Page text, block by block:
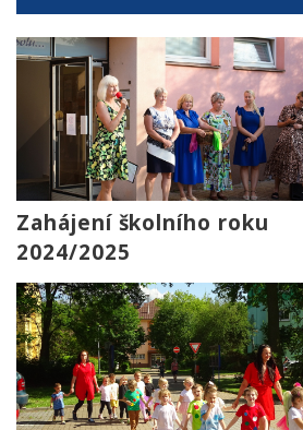
Zahájení školního roku
2024/2025